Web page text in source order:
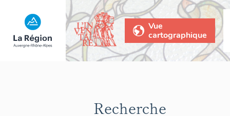
Vue
cartographique
Recherche